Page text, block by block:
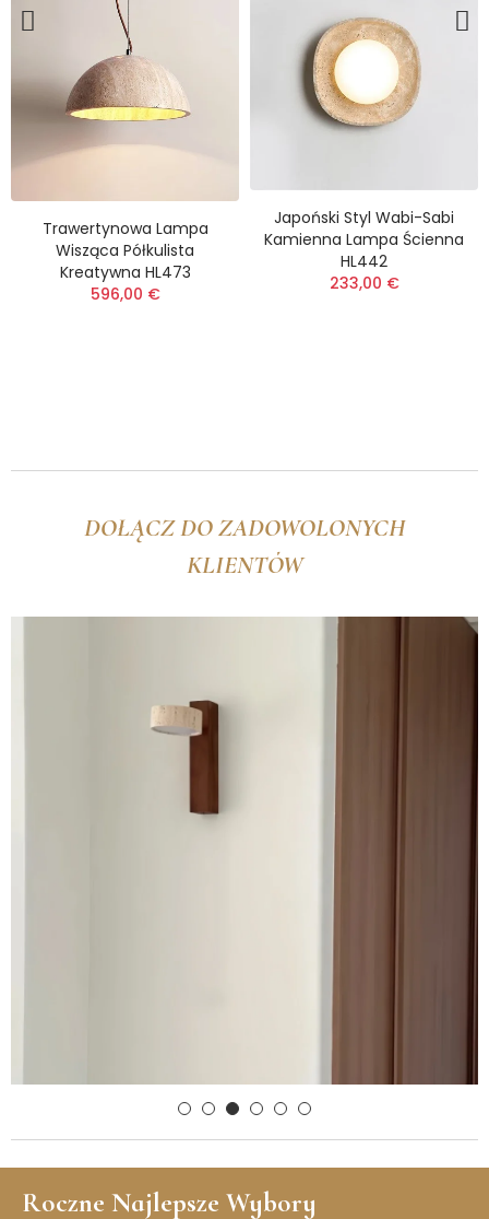
Trawertynowa Lampa
Wisząca Półkulista
Kreatywna HL473
596,00 €
Japoński Styl Wabi-Sabi
Kamienna Lampa Ścienna
HL442
233,00 €
(12)
(9)
DOŁĄCZ DO ZADOWOLONYCH
KLIENTÓW
Roczne Najlepsze Wybory